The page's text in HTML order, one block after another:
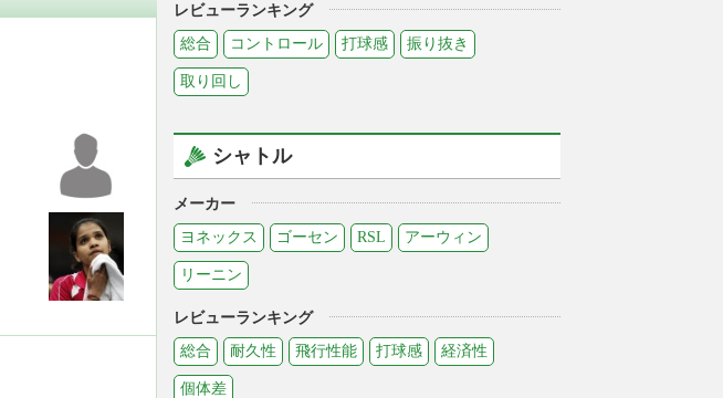
レビューランキング
総合
コントロール 打球感 振り抜き
取り回し
シャトル
メーカー
ヨネックス
ゴーセン RSL アーウィン
リーニン
レビューランキング
総合
耐久性 飛行性能 打球感 経済性
個体差